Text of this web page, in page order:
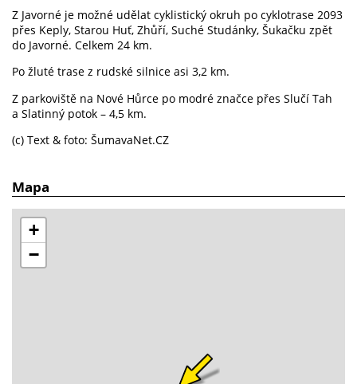
Z Javorné je možné udělat cyklistický okruh po cyklotrase 2093
přes Keply, Starou Huť, Zhůří, Suché Studánky, Šukačku zpět
do Javorné. Celkem 24 km.
Po žluté trase z rudské silnice asi 3,2 km.
Z parkoviště na Nové Hůrce po modré značce přes Slučí Tah
a Slatinný potok – 4,5 km.
(c) Text & foto: ŠumavaNet.CZ
Mapa